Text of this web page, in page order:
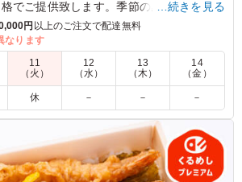
でご提供致します。季節の感じるお弁当
＞
味ご飯
るご飯
…続きを見る
円 以上のご注文で配達無料
なります
11
（火）
12
（水）
13
（木）
14
（金）
休 － － －